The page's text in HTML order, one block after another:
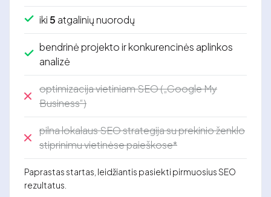
iki5 atgalinių nuorodų
bendrinė projekto ir konkurencinės aplinkos
analizė
optimizacija vietiniam SEO („Google My
Business“)
pilna lokalaus SEO strategija su prekinio ženklo
stiprinimu vietinėse paieškose*
Paprastas startas, leidžiantis pasiekti pirmuosius SEO
rezultatus.